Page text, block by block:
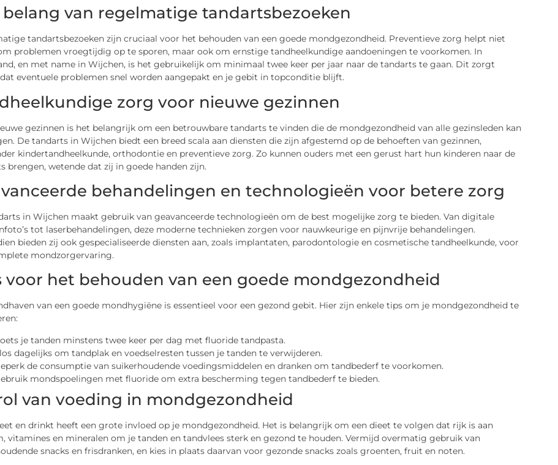
belang van regelmatige tandartsbezoeken
tandartsbezoeken zijn cruciaal voor het behouden van een goede mondgezondheid. Preventieve zorg helpt niet
problemen vroegtijdig op te sporen, maar ook om ernstige tandheelkundige aandoeningen te voorkomen. In
en met name in Wijchen, is het gebruikelijk om minimaal twee keer per jaar naar de tandarts te gaan. Dit zorgt
eventuele problemen snel worden aangepakt en je gebit in topconditie blijft.
zorg voor nieuwe gezinnen
gezinnen is het belangrijk om een betrouwbare tandarts te vinden die de mondgezondheid van alle gezinsleden kan
De tandarts in Wijchen biedt een breed scala aan diensten die zijn afgestemd op de behoeften van gezinnen,
kindertandheelkunde, orthodontie en preventieve zorg. Zo kunnen ouders met een gerust hart hun kinderen naar de
brengen, wetende dat zij in goede handen zijn.
behandelingen en technologieën voor betere zorg
in Wijchen maakt gebruik van geavanceerde technologieën om de best mogelijke zorg te bieden. Van digitale
tot laserbehandelingen, deze moderne technieken zorgen voor nauwkeurige en pijnvrije behandelingen.
bieden zij ook gespecialiseerde diensten aan, zoals implantaten, parodontologie en cosmetische tandheelkunde, voor
mondzorgervaring.
voor het behouden van een goede mondgezondheid
van een goede mondhygiëne is essentieel voor een gezond gebit. Hier zijn enkele tips om je mondgezondheid te
je tanden minstens twee keer per dag met fluoride tandpasta.
dagelijks om tandplak en voedselresten tussen je tanden te verwijderen.
de consumptie van suikerhoudende voedingsmiddelen en dranken om tandbederf te voorkomen.
mondspoelingen met fluoride om extra bescherming tegen tandbederf te bieden.
van voeding in mondgezondheid
en drinkt heeft een grote invloed op je mondgezondheid. Het is belangrijk om een dieet te volgen dat rijk is aan
vitamines en mineralen om je tanden en tandvlees sterk en gezond te houden. Vermijd overmatig gebruik van
snacks en frisdranken, en kies in plaats daarvan voor gezonde snacks zoals groenten, fruit en noten.